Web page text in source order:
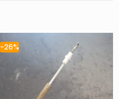
-26%